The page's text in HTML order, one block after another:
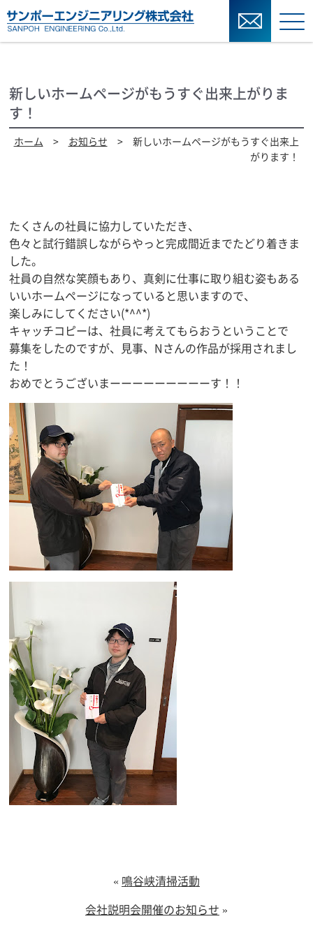
新しいホームページがもうすぐ出来上がりま
す！
ホーム > お知らせ > 新しいホームページがもうすぐ出来上
がります！
たくさんの社員に協力していただき、
色々と試行錯誤しながらやっと完成間近までたどり着きま
した。
社員の自然な笑顔もあり、真剣に仕事に取り組む姿もある
いいホームページになっていると思いますので、
楽しみにしてください(*^^*)
キャッチコピーは、社員に考えてもらおうということで
募集をしたのですが、見事、Nさんの作品が採用されまし
た！
おめでとうございまーーーーーーーーーす！！
« 鳴谷峡清掃活動
会社説明会開催のお知らせ »